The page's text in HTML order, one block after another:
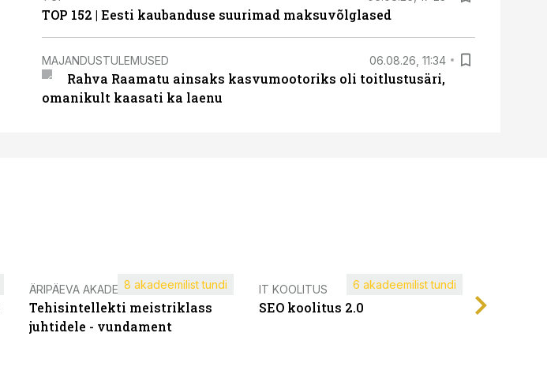
TOP 152 | Eesti kaubanduse suurimad maksuvõlglased
MAJANDUSTULEMUSED 06.08.26, 11:34
Rahva Raamatu ainsaks kasvumootoriks oli toitlustusäri,
omanikult kaasati ka laenu
ÄRIPÄEVA AKADEEMIA
Tehisintellekti meistriklass
juhtidele - vundament
8 akadeemilist tundi IT KOOLITUS
SEO koolitus 2.0
6 akadeemilist tundi